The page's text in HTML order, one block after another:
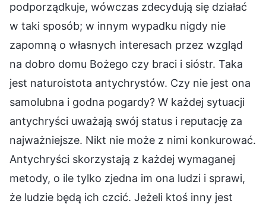
podporządkuje, wówczas zdecydują się działać
w taki sposób; w innym wypadku nigdy nie
zapomną o własnych interesach przez wzgląd
na dobro domu Bożego czy braci i sióstr. Taka
jest naturoistota antychrystów. Czy nie jest ona
samolubna i godna pogardy? W każdej sytuacji
antychryści uważają swój status i reputację za
najważniejsze. Nikt nie może z nimi konkurować.
Antychryści skorzystają z każdej wymaganej
metody, o ile tylko zjedna im ona ludzi i sprawi,
że ludzie będą ich czcić. Jeżeli ktoś inny jest